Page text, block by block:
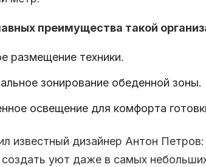
преимущества такой
размещение техники.
зонирование обеденной зоны.
освещение для комфорта
известный дизайнер Антон
создать уют даже в самых